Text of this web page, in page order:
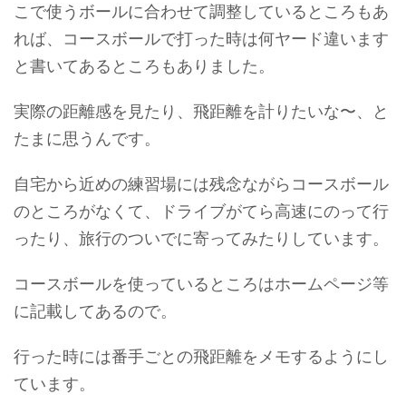
こで使うボールに合わせて調整しているところもあ
れば、コースボールで打った時は何ヤード違います
と書いてあるところもありました。
実際の距離感を見たり、飛距離を計りたいな〜、と
たまに思うんです。
自宅から近めの練習場には残念ながらコースボール
のところがなくて、ドライブがてら高速にのって行
ったり、旅行のついでに寄ってみたりしています。
コースボールを使っているところはホームページ等
に記載してあるので。
行った時には番手ごとの飛距離をメモするようにし
ています。